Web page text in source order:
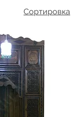
Сортировка